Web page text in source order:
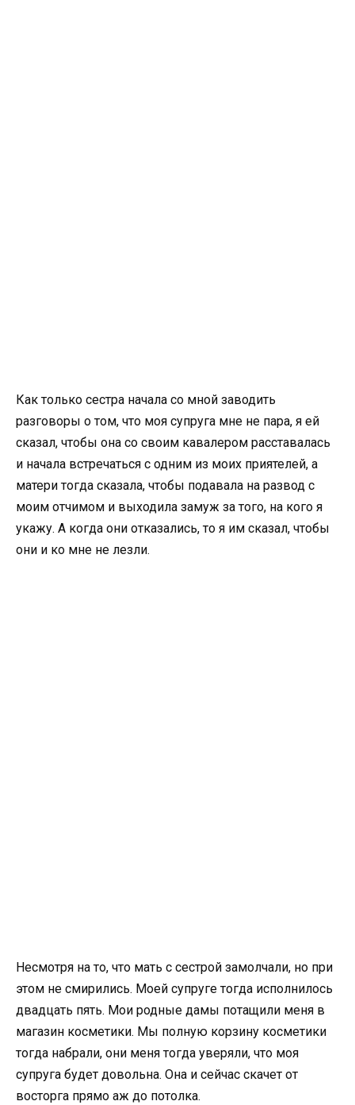
Как только сестра начала со мной заводить
разговоры о том, что моя супруга мне не пара, я ей
сказал, чтобы она со своим кавалером расставалась
и начала встречаться с одним из моих приятелей, а
матери тогда сказала, чтобы подавала на развод с
моим отчимом и выходила замуж за того, на кого я
укажу. А когда они отказались, то я им сказал, чтобы
они и ко мне не лезли.
Несмотря на то, что мать с сестрой замолчали, но при
этом не смирились. Моей супруге тогда исполнилось
двадцать пять. Мои родные дамы потащили меня в
магазин косметики. Мы полную корзину косметики
тогда набрали, они меня тогда уверяли, что моя
супруга будет довольна. Она и сейчас скачет от
восторга прямо аж до потолка.